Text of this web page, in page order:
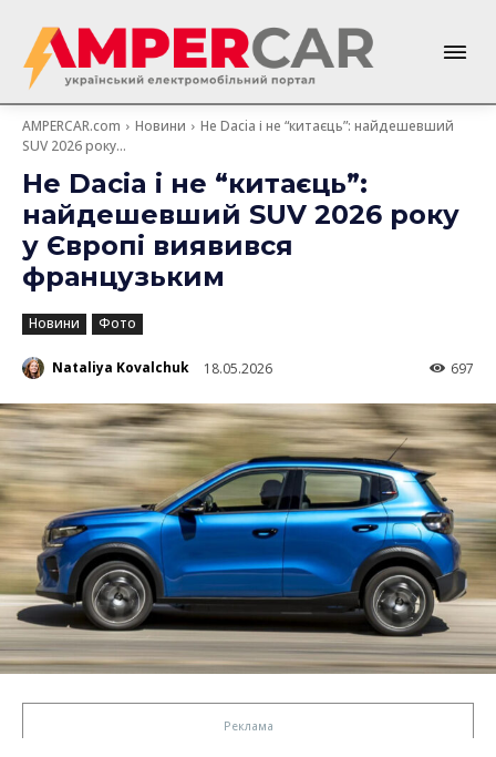
AMPERCAR.com Новини
Не Dacia і не “китаєць”: найдешевший
SUV 2026 року...
Не Dacia і не “китаєць”:
найдешевший SUV 2026 року
у Європі виявився
французьким
Новини Фото
Nataliya Kovalchuk 18.05.2026 697